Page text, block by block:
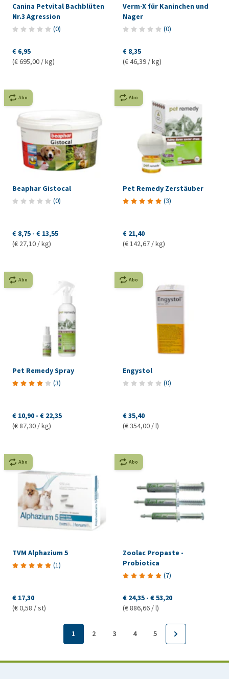
Canina Petvital Bachblüten
Nr.3 Agression
(0)
€ 6,95
(€ 695,00 / kg)
Verm-X für Kaninchen und
Nager
(0)
€ 8,35
(€ 46,39 / kg)
Abo
Beaphar Gistocal
(0)
€ 8,75 - € 13,55
(€ 27,10 / kg)
Abo
Pet Remedy Zerstäuber
(3)
€ 21,40
(€ 142,67 / kg)
Abo
Pet Remedy Spray
(3)
€ 10,90 - € 22,35
(€ 87,30 / kg)
Abo
Engystol
(0)
€ 35,40
(€ 354,00 / l)
Abo
TVM Alphazium 5
(1)
€ 17,30
(€ 0,58 / st)
Abo
Zoolac Propaste -
Probiotica
(7)
€ 24,35 - € 53,20
(€ 886,66 / l)
1 2 3 4 5